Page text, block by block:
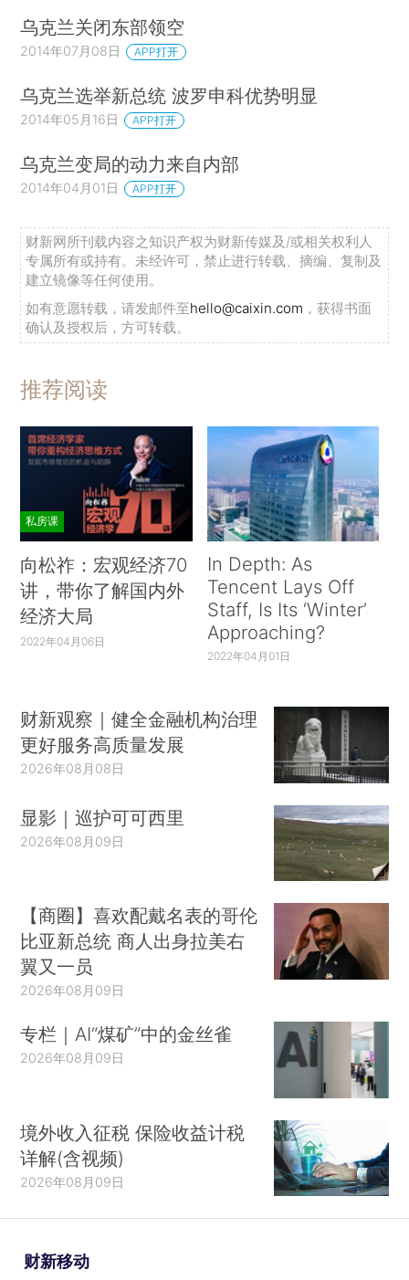
乌克兰关闭东部领空
2014年07月08日 APP打开
乌克兰选举新总统 波罗申科优势明显
2014年05月16日 APP打开
乌克兰变局的动力来自内部
2014年04月01日 APP打开
财新网所刊载内容之知识产权为财新传媒及/或相关权利人
专属所有或持有。未经许可，禁止进行转载、摘编、复制及
建立镜像等任何使用。
如有意愿转载，请发邮件至hello@caixin.com ，获得书面
确认及授权后，方可转载。
推荐阅读
私房课
向松祚：宏观经济70
讲，带你了解国内外
经济大局
2022年04月06日
In Depth: As
Tencent Lays Off
Staff, Is Its ‘Winter’
Approaching?
2022年04月01日
财新观察｜健全金融机构治理
更好服务高质量发展
2026年08月08日
显影｜巡护可可西里
2026年08月09日
【商圈】喜欢配戴名表的哥伦
比亚新总统 商人出身拉美右
翼又一员
2026年08月09日
专栏｜AI“煤矿”中的金丝雀
2026年08月09日
境外收入征税 保险收益计税
详解(含视频)
2026年08月09日
财新移动